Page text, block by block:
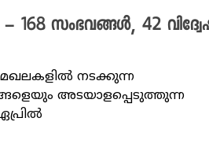
168 സംഭവങ്ങൾ, 42
നടക്കുന്ന
അടയാളപ്പെടുത്തുന്ന